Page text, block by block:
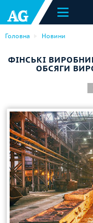
Головна Новини
ФІНСЬКІ
ОБСЯГИ